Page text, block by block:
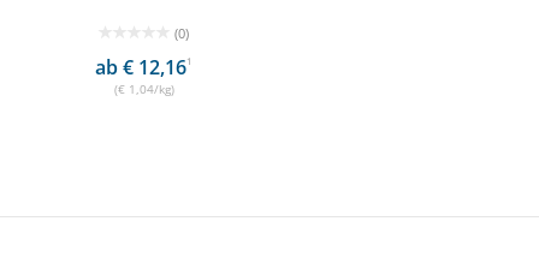
(0)
ab € 12,161
(€ 1,04/kg)